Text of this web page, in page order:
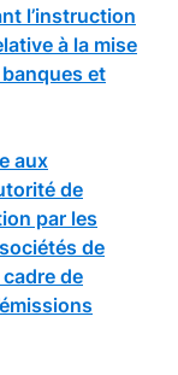
l’instruction
à la mise
et
aux
de
par les
de
de